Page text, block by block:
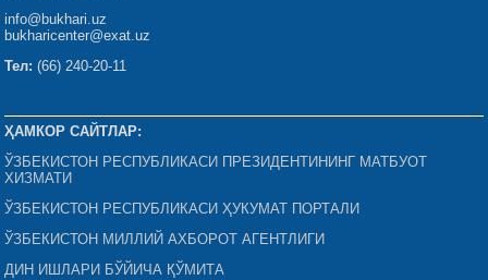
info@bukhari.uz
bukharicenter@exat.uz
Тел: (66) 240-20-11
ҲАМКОР САЙТЛАР:
ЎЗБЕКИСТОН РЕСПУБЛИКАСИ ПРЕЗИДЕНТИНИНГ МАТБУОТ
ХИЗМАТИ
ЎЗБЕКИСТОН РЕСПУБЛИКАСИ ҲУКУМАТ ПОРТАЛИ
ЎЗБЕКИСТОН МИЛЛИЙ АХБОРОТ АГЕНТЛИГИ
ДИН ИШЛАРИ БЎЙИЧА ҚЎМИТА